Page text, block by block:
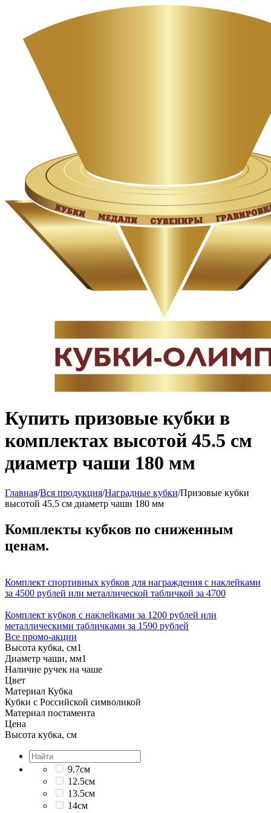
Купить призовые кубки в
комплектах высотой 45.5 см
диаметр чаши 180 мм
Главная/Вся продукция/Наградные кубки/Призовые кубки
высотой 45.5 см диаметр чаши 180 мм
Комплекты кубков по сниженным
ценам.
Комплект спортивных кубков для награждения с наклейками
за 4500 рублей или металлической табличкой за 4700
Комплект кубков с наклейками за 1200 рублей или
металлическими табличками за 1590 рублей
Все промо-акции
Высота кубка, см1
Диаметр чаши, мм1
Наличие ручек на чаше
Цвет
Материал Кубка
Кубки с Российской символикой
Материал постамента
Цена
Высота кубка, см
9.7см
12.5см
13.5см
14см